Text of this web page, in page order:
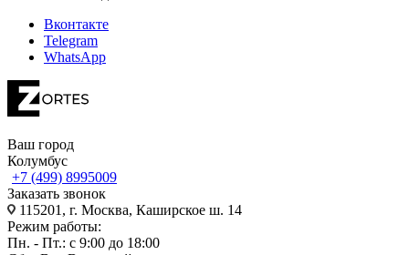
Вконтакте
Telegram
WhatsApp
Ваш город
Колумбус
+7 (499) 8995009
Заказать звонок
115201, г. Москва, Каширское ш. 14
Режим работы:
Пн. - Пт.: с 9:00 до 18:00